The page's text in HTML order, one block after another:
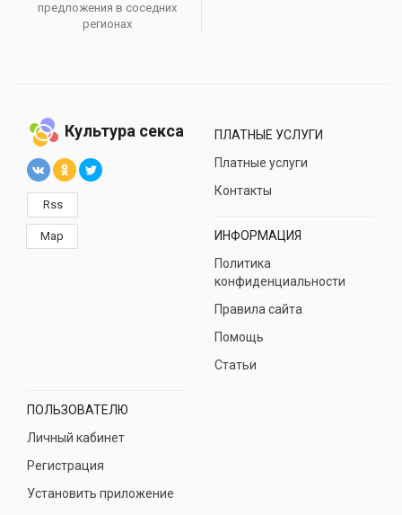
предложения в соседних
регионах
Культура секса
Rss
Map
ПЛАТНЫЕ УСЛУГИ
Платные услуги
Контакты
ИНФОРМАЦИЯ
Политика
конфиденциальности
Правила сайта
Помощь
Статьи
ПОЛЬЗОВАТЕЛЮ
Личный кабинет
Регистрация
Установить приложение